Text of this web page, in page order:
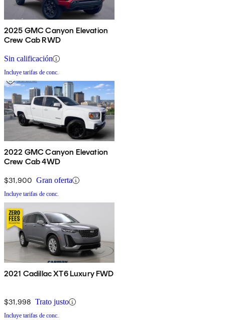
2025 GMC Canyon Elevation
Crew Cab RWD
Sin calificación
Incluye tarifas de conc.
2022 GMC Canyon Elevation
Crew Cab 4WD
$31,900 Gran oferta
Incluye tarifas de conc.
2021 Cadillac XT6 Luxury FWD
$31,998 Trato justo
Incluye tarifas de conc.